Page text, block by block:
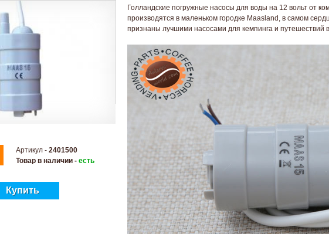
Артикул - 2401500
Товар в наличии - есть
Купить
Голландские погружные насосы для воды на 12 вольт от
производятся в маленьком городке Maasland, в самом
признаны лучшими насосами для кемпинга и